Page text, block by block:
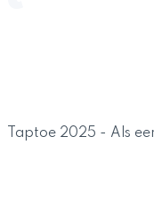
Taptoe 2025 - Als